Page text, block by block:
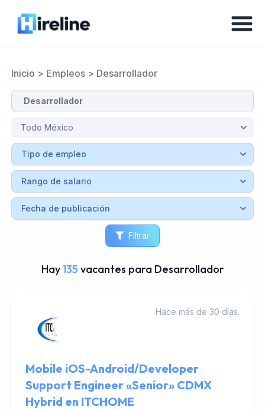
Inicio > Empleos> Desarrollador
Filtrar
Hay135 vacantes para Desarrollador
Hace más de 30 días.
Mobile iOS-Android/Developer
Support Engineer «Senior» CDMX
Hybrid en ITCHOME